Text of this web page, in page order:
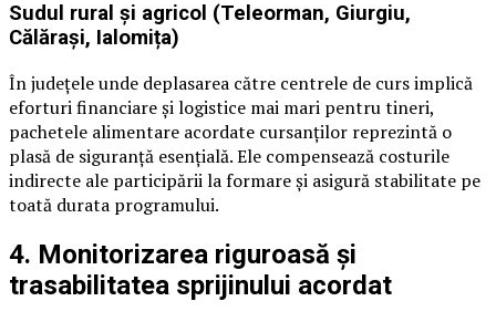
Sudul rural și agricol (Teleorman, Giurgiu,
Călărași, Ialomița)
În județele unde deplasarea către centrele de curs implică
eforturi financiare și logistice mai mari pentru tineri,
pachetele alimentare acordate cursanților reprezintă o
plasă de siguranță esențială. Ele compensează costurile
indirecte ale participării la formare și asigură stabilitate pe
toată durata programului.
4. Monitorizarea riguroasă și
trasabilitatea sprijinului acordat